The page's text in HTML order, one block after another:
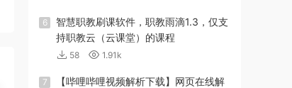
6
智慧职教刷课软件，职教雨滴1.3，仅支
持职教云（云课堂）的课程
58 1.91k
7
【哔哩哔哩视频解析下载】网页在线解